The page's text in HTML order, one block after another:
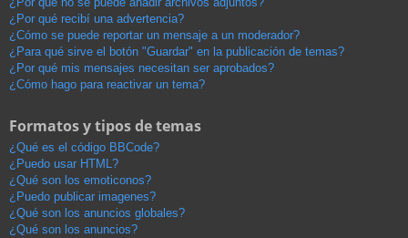
¿Por qué recibí una advertencia?
¿Cómo se puede reportar un mensaje a un moderador?
¿Para qué sirve el botón "Guardar" en la publicación de temas?
¿Por qué mis mensajes necesitan ser aprobados?
¿Cómo hago para reactivar un tema?
Formatos y tipos de temas
¿Qué es el código BBCode?
¿Puedo usar HTML?
¿Qué son los emoticonos?
¿Puedo publicar imagenes?
¿Qué son los anuncios globales?
¿Qué son los anuncios?